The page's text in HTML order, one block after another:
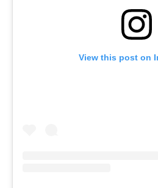
View this post on